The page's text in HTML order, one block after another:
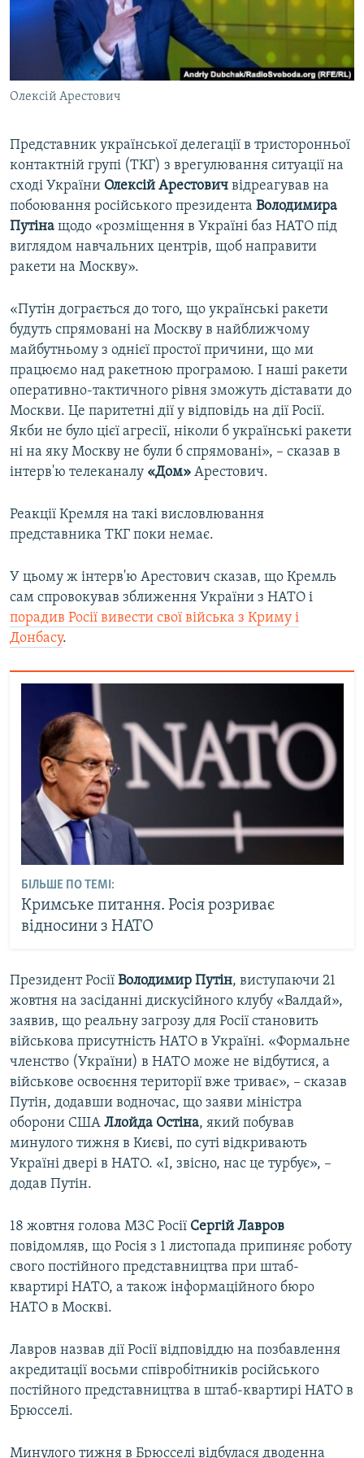
ВІДЕОУРОКИ «ELIFBE»
СВІДЧЕННЯ ОКУПАЦІЇ
УКРАЇНСЬКА ПРОБЛЕМА КРИМУ
ІНФОГРАФІКА
Русский
Qırımtatar
ДОЛУЧАЙСЯ!
Усі сайти RFE/RL
Олексій Арестович
Представник української делегації в тристоронньої
контактній групі (ТКГ) з врегулювання ситуації на
сході України Олексій Арестович відреагував на
побоювання російського президента Володимира
Путіна щодо «розміщення в Україні баз НАТО під
виглядом навчальних центрів, щоб направити
ракети на Москву».
«Путін дограється до того, що українські ракети
будуть спрямовані на Москву в найближчому
майбутньому з однієї простої причини, що ми
працюємо над ракетною програмою. І наші ракети
оперативно-тактичного рівня зможуть діставати до
Москви. Це паритетні дії у відповідь на дії Росії.
Якби не було цієї агресії, ніколи б українські ракети
ні на яку Москву не були б спрямовані», – сказав в
інтерв'ю телеканалу «Дом» Арестович.
Реакції Кремля на такі висловлювання
представника ТКГ поки немає.
У цьому ж інтерв'ю Арестович сказав, що Кремль
сам спровокував зближення України з НАТО і
порадив Росії вивести свої війська з Криму і
Донбасу.
БІЛЬШЕ ПО ТЕМІ:
Кримське питання. Росія розриває
відносини з НАТО
Президент Росії Володимир Путін, виступаючи 21
жовтня на засіданні дискусійного клубу «Валдай»,
заявив, що реальну загрозу для Росії становить
військова присутність НАТО в Україні. «Формальне
членство (України) в НАТО може не відбутися, а
військове освоєння території вже триває», – сказав
Путін, додавши водночас, що заяви міністра
оборони США Ллойда Остіна, який побував
минулого тижня в Києві, по суті відкривають
Україні двері в НАТО. «І, звісно, нас це турбує», –
додав Путін.
18 жовтня голова МЗС Росії Сергій Лавров
повідомляв, що Росія з 1 листопада припиняє роботу
свого постійного представництва при штаб-
квартирі НАТО, а також інформаційного бюро
НАТО в Москві.
Лавров назвав дії Росії відповіддю на позбавлення
акредитації восьми співробітників російського
постійного представництва в штаб-квартирі НАТО в
Брюсселі.
Минулого тижня в Брюсселі відбулася дводенна